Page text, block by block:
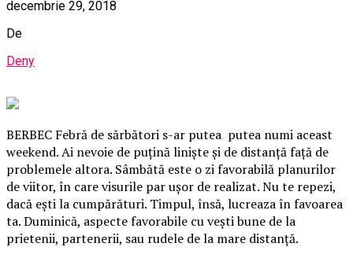
decembrie 29, 2018
De
Deny
BERBEC Febră de sărbători s-ar putea putea numi aceast
weekend. Ai nevoie de puţină linişte şi de distanţă faţă de
problemele altora. Sâmbătă este o zi favorabilă planurilor
de viitor, în care visurile par uşor de realizat. Nu te repezi,
dacă eşti la cumpărături. Timpul, însă, lucreaza în favoarea
ta. Duminică, aspecte favorabile cu veşti bune de la
prietenii, partenerii, sau rudele de la mare distanţă.